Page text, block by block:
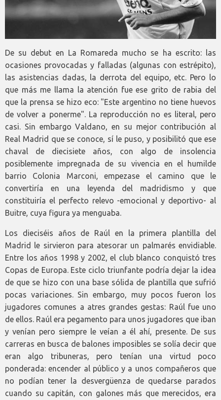
De su debut en La Romareda mucho se ha escrito: las
ocasiones provocadas y falladas (algunas con estrépito),
las asistencias dadas, la derrota del equipo, etc. Pero lo
que más me llama la atención fue ese grito de rabia del
que la prensa se hizo eco: "Este argentino no tiene huevos
de volver a ponerme". La reproducción no es literal, pero
casi. Sin embargo Valdano, en su mejor contribución al
Real Madrid que se conoce, sí le puso, y posibilitó que ese
chaval de diecisiete años, con algo de insolencia
posiblemente impregnada de su vivencia en el humilde
barrio Colonia Marconi, empezase el camino que le
convertiría en una leyenda del madridismo y que
constituiría el perfecto relevo -emocional y deportivo- al
Buitre, cuya figura ya menguaba.
Los dieciséis años de Raúl en la primera plantilla del
Madrid le sirvieron para atesorar un palmarés envidiable.
Entre los años 1998 y 2002, el club blanco conquistó tres
Copas de Europa. Este ciclo triunfante podría dejar la idea
de que se hizo con una base sólida de plantilla que sufrió
pocas variaciones. Sin embargo, muy pocos fueron los
jugadores comunes a atres grandes gestas: Raúl fue uno
de ellos. Raúl era pegamento para unos jugadores que iban
y venían pero siempre le veían a él ahí, presente. De sus
carreras en busca de balones imposibles se solía decir que
eran algo tribuneras, pero tenían una virtud poco
ponderada: encender al público y a unos compañeros que
no podían tener la desvergüenza de quedarse parados
cuando su capitán, con galones más que merecidos, era